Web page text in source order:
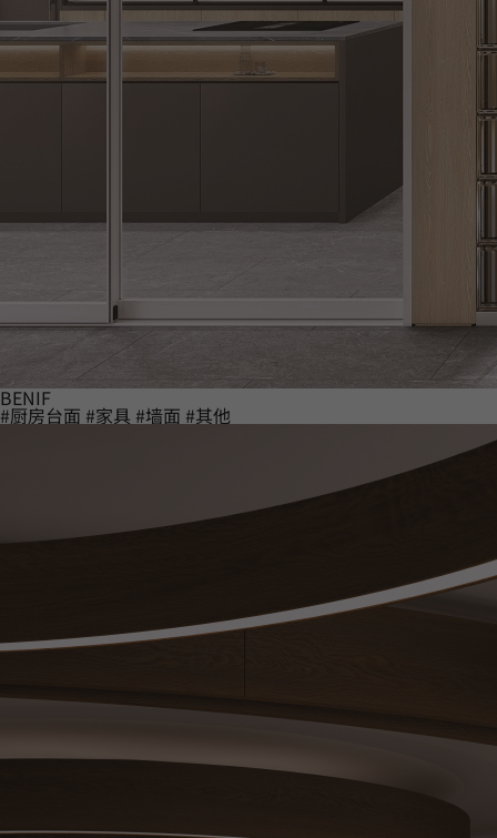
BENIF
#厨房台面 #家具 #墙面 #其他